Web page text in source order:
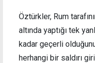
Öztürkler, Rum
altında yaptığı tek
kadar geçerli
herhangi bir saldırı